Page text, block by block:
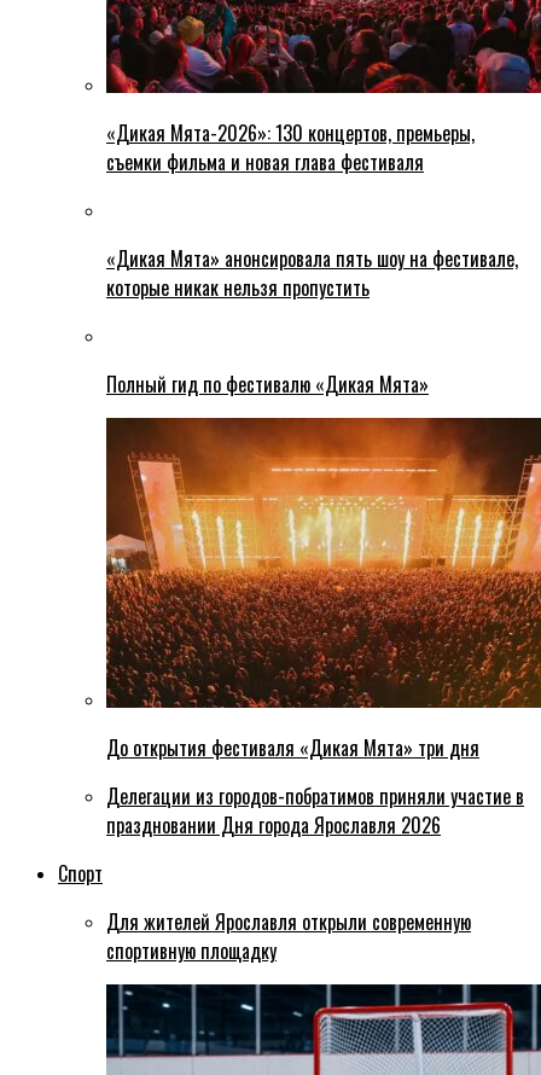
«Дикая Мята-2026»: 130 концертов, премьеры,
съемки фильма и новая глава фестиваля
«Дикая Мята» анонсировала пять шоу на фестивале,
которые никак нельзя пропустить
Полный гид по фестивалю «Дикая Мята»
До открытия фестиваля «Дикая Мята» три дня
Делегации из городов-побратимов приняли участие в
праздновании Дня города Ярославля 2026
Спорт
Для жителей Ярославля открыли современную
спортивную площадку